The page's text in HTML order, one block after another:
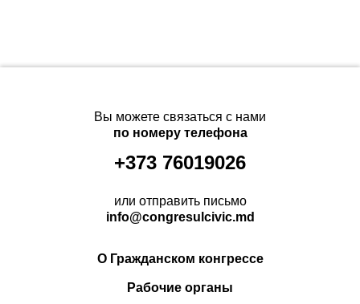
Вы можете связаться с нами
по номеру телефона
+373 76019026
или отправить письмо
info@congresulcivic.md
О Гражданском конгрессе
Рабочие органы